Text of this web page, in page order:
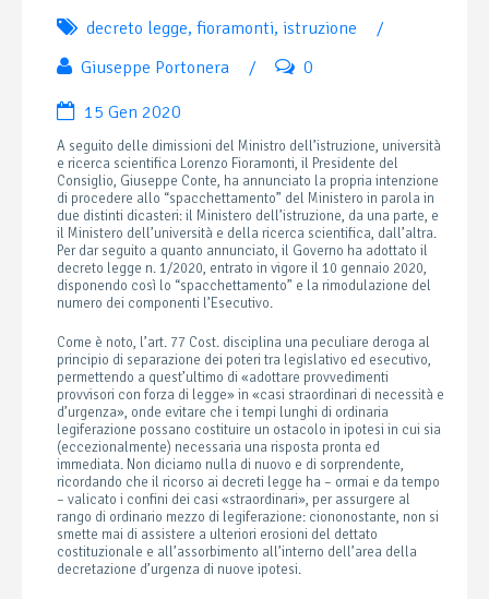
decreto legge, fioramonti, istruzione
/
Giuseppe Portonera
/ 0
15 Gen 2020
A seguito delle dimissioni del Ministro dell’istruzione, università
e ricerca scientifica Lorenzo Fioramonti, il Presidente del
Consiglio, Giuseppe Conte, ha annunciato la propria intenzione
di procedere allo “spacchettamento” del Ministero in parola in
due distinti dicasteri: il Ministero dell’istruzione, da una parte, e
il Ministero dell’università e della ricerca scientifica, dall’altra.
Per dar seguito a quanto annunciato, il Governo ha adottato il
decreto legge n. 1/2020, entrato in vigore il 10 gennaio 2020,
disponendo così lo “spacchettamento” e la rimodulazione del
numero dei componenti l’Esecutivo.
Come è noto, l’art. 77 Cost. disciplina una peculiare deroga al
principio di separazione dei poteri tra legislativo ed esecutivo,
permettendo a quest’ultimo di «adottare provvedimenti
provvisori con forza di legge» in «casi straordinari di necessità e
d’urgenza», onde evitare che i tempi lunghi di ordinaria
legiferazione possano costituire un ostacolo in ipotesi in cui sia
(eccezionalmente) necessaria una risposta pronta ed
immediata. Non diciamo nulla di nuovo e di sorprendente,
ricordando che il ricorso ai decreti legge ha – ormai e da tempo
– valicato i confini dei casi «straordinari», per assurgere al
rango di ordinario mezzo di legiferazione: ciononostante, non si
smette mai di assistere a ulteriori erosioni del dettato
costituzionale e all’assorbimento all’interno dell’area della
decretazione d’urgenza di nuove ipotesi.